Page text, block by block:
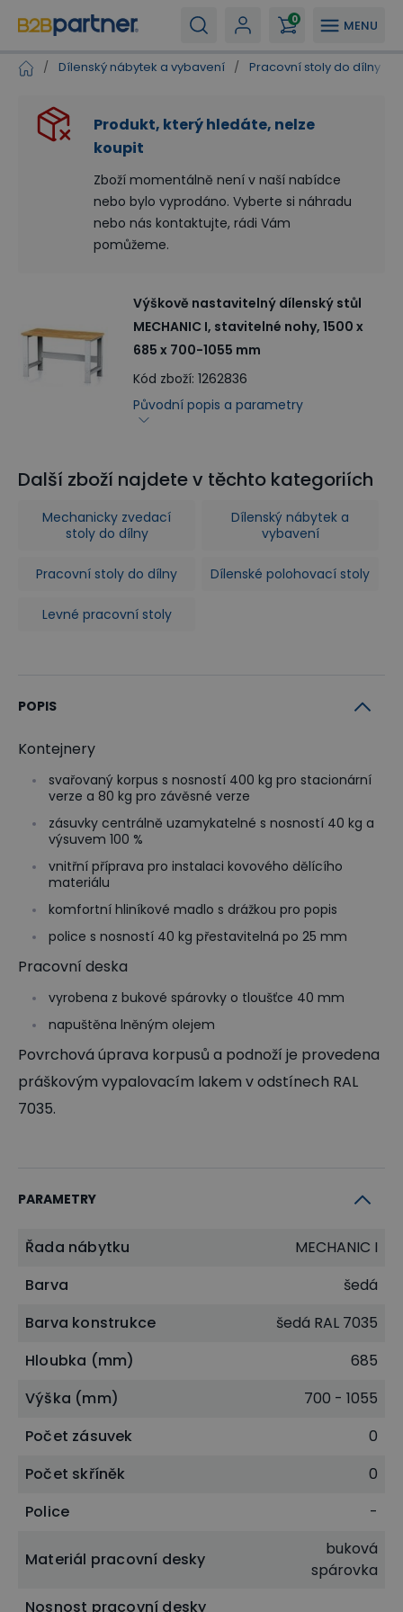
MENU
0
/ Dílenský nábytek a vybavení / Pracovní stoly do dílny
Výškově nastavitelný dílenský stůl
MECHANIC I, stavitelné nohy, 1500 x
685 x 700-1055 mm
Kód zboží: 1262836
Původní popis a parametry
Produkt, který hledáte, nelze
koupit
Zboží momentálně není v naší nabídce
nebo bylo vyprodáno. Vyberte si náhradu
nebo nás kontaktujte, rádi Vám
pomůžeme.
Další zboží najdete v těchto kategoriích
Mechanicky zvedací
stoly do dílny
Dílenský nábytek a
vybavení
Pracovní stoly do dílny Dílenské polohovací stoly
Levné pracovní stoly
POPIS
Kontejnery
svařovaný korpus s nosností 400 kg pro stacionární
verze a 80 kg pro závěsné verze
zásuvky centrálně uzamykatelné s nosností 40 kg a
výsuvem 100 %
vnitřní příprava pro instalaci kovového dělícího
materiálu
komfortní hliníkové madlo s drážkou pro popis
police s nosností 40 kg přestavitelná po 25 mm
Pracovní deska
vyrobena z bukové spárovky o tloušťce 40 mm
napuštěna lněným olejem
Povrchová úprava korpusů a podnoží je provedena
práškovým vypalovacím lakem v odstínech RAL
7035.
PARAMETRY
Řada nábytku
MECHANIC I
Barva
šedá
Barva konstrukce
šedá RAL 7035
Hloubka (mm)
685
Výška (mm)
700 - 1055
Počet zásuvek
0
Počet skříněk
0
Police
-
Materiál pracovní desky
buková
spárovka
Nosnost pracovní desky